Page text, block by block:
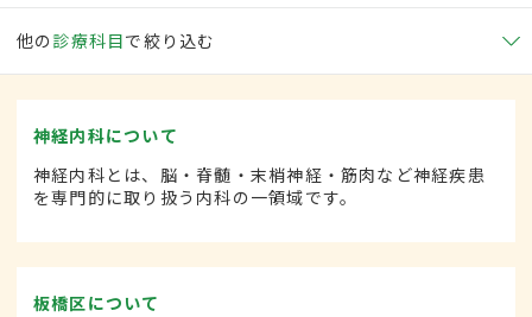
他の 診療科目で絞り込む
神経内科について
神経内科とは、脳・脊髄・末梢神経・筋肉など神経疾患
を専門的に取り扱う内科の一領域です。
板橋区について